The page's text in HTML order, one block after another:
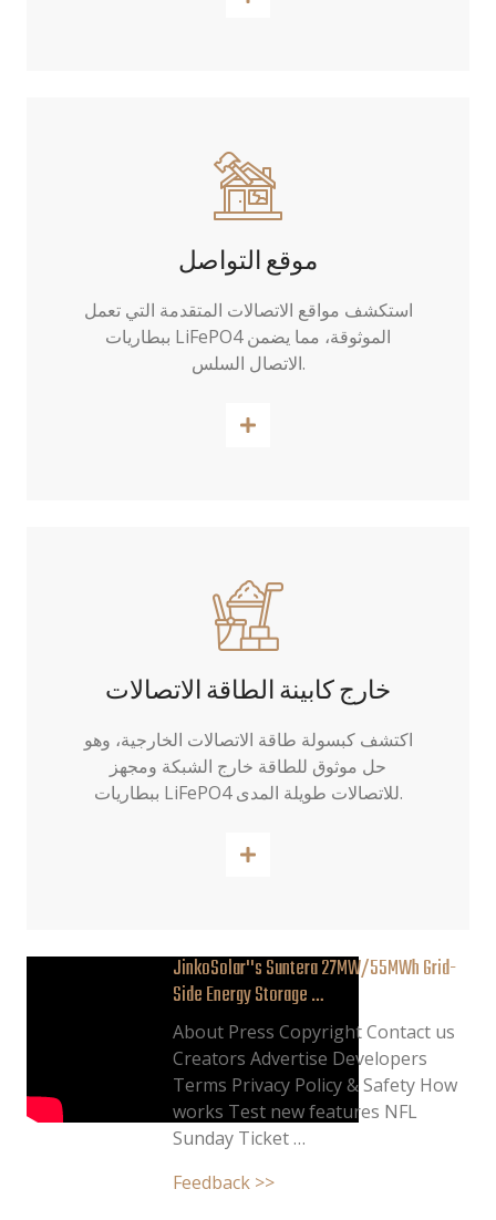
موقع التواصل
استكشف مواقع الاتصالات المتقدمة التي تعمل
ببطاريات LiFePO4 الموثوقة، مما يضمن
الاتصال السلس.
خارج كابينة الطاقة الاتصالات
اكتشف كبسولة طاقة الاتصالات الخارجية، وهو
حل موثوق للطاقة خارج الشبكة ومجهز
ببطاريات LiFePO4 للاتصالات طويلة المدى.
JinkoSolar''s Suntera 27MW/55MWh Grid-
Side Energy Storage …
About Press Copyright Contact us
Creators Advertise Developers
Terms Privacy Policy & Safety How
works Test new features NFL
Sunday Ticket …
Feedback >>